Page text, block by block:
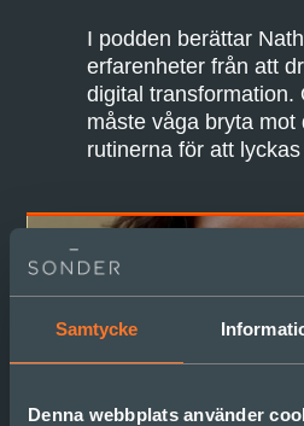
Samtycke
Denna webbplats använder
I podden berättar
erfarenheter från att
digital transformation.
måste våga bryta mot
rutinerna för att